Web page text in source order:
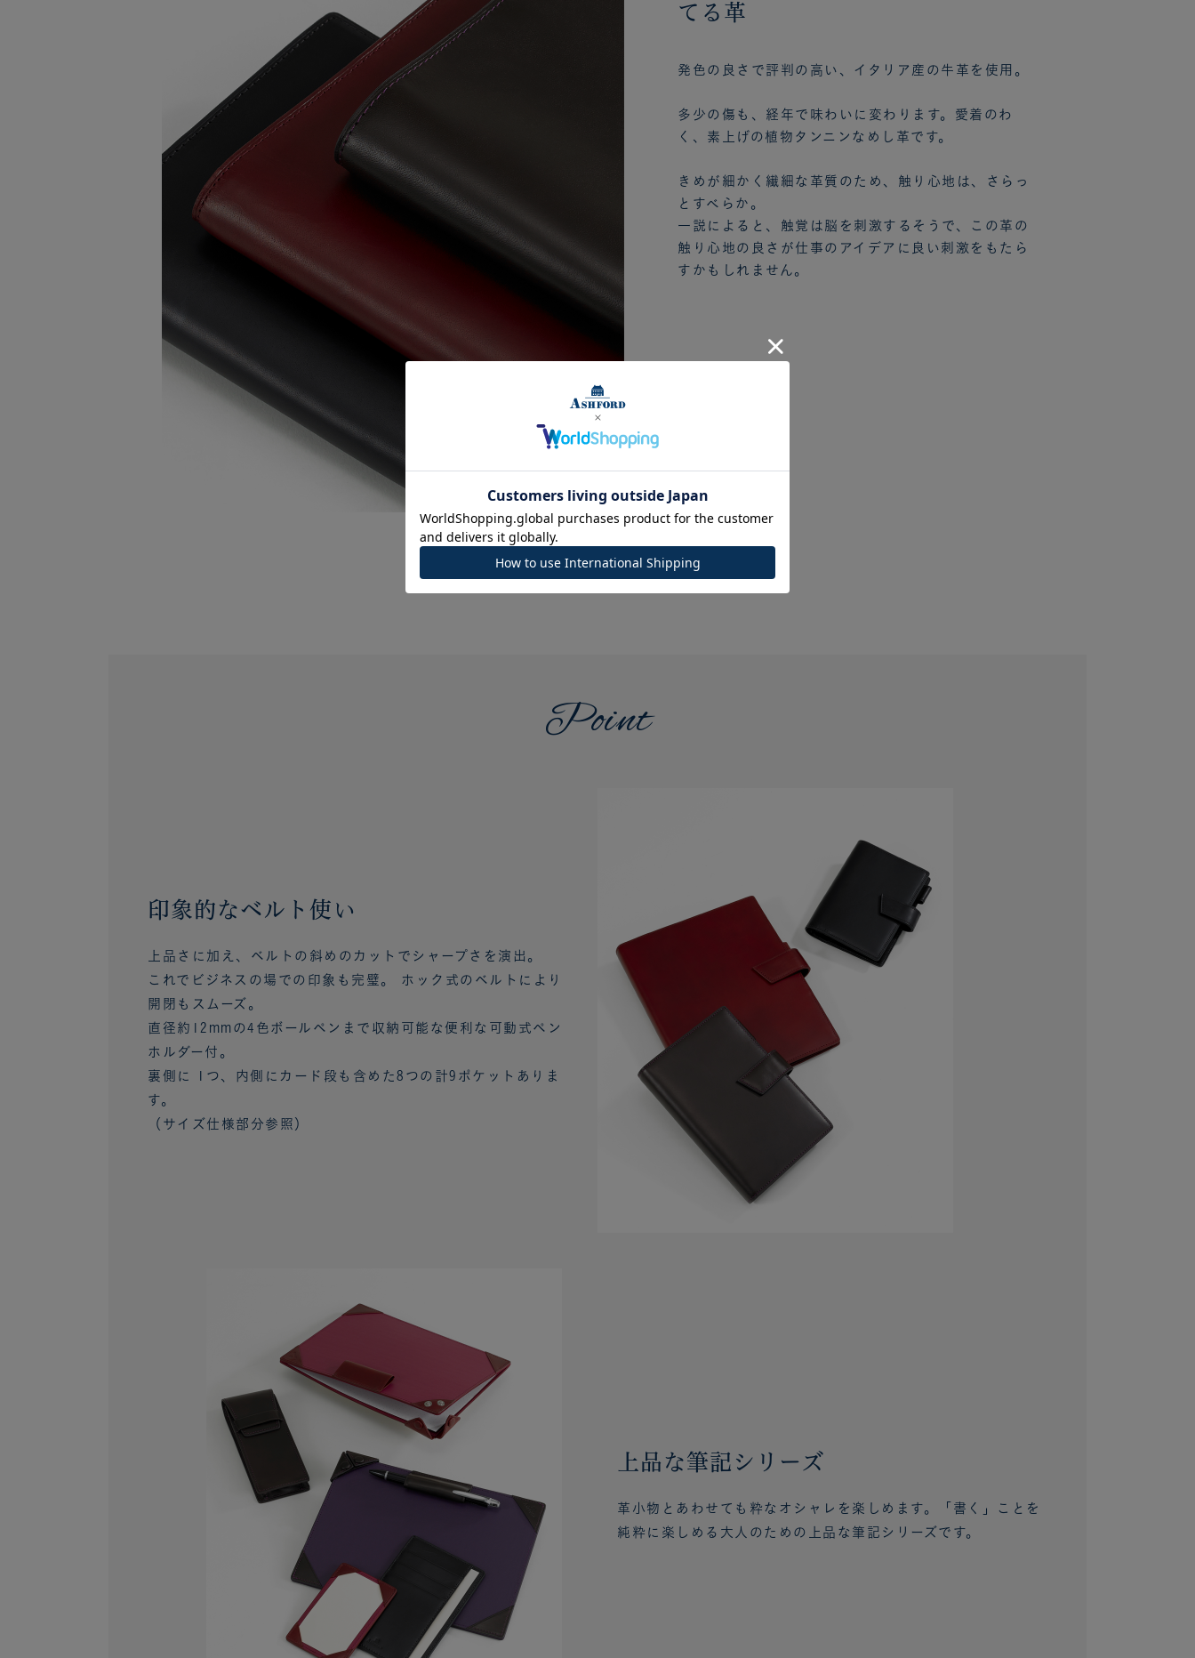
てる革
発色の良さで評判の高い、イタリア産の牛革を使用。
多少の傷も、経年で味わいに変わります。愛着のわ
く、素上げの植物タンニンなめし革です。
きめが細かく繊細な革質のため、触り心地は、さらっ
とすべらか。
一説によると、触覚は脳を刺激するそうで、この革の
触り心地の良さが仕事のアイデアに良い刺激をもたら
すかもしれません。
Point
印象的なベルト使い
上品さに加え、ベルトの斜めのカットでシャープさを演出。
これでビジネスの場での印象も完璧。 ホック式のベルトにより
開閉もスムーズ。
直径約12mmの4色ボールペンまで収納可能な便利な可動式ペン
ホルダー付。
裏側に 1つ、内側にカード段も含めた8つの計9ポケットありま
す。
（サイズ仕様部分参照）
上品な筆記シリーズ
革小物とあわせても粋なオシャレを楽しめます。「書く」ことを
純粋に楽しめる大人のための上品な筆記シリーズです。